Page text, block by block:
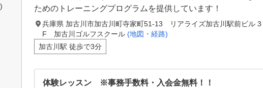
ためのトレーニングプログラムを提供しています！
兵庫県 加古川市加古川町寺家町51-13 リアライズ加古川駅前ビル 3
F 加古川ゴルフスクール (地図・経路)
加古川駅 徒歩で3分
体験レッスン ※事務手数料・入会金無料！！